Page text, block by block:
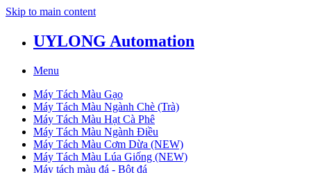
Skip to main content
UYLONG Automation
Menu
Máy Tách Màu Gạo
Máy Tách Màu Ngành Chè (Trà)
Máy Tách Màu Hạt Cà Phê
Máy Tách Màu Ngành Điều
Máy Tách Màu Cơm Dừa (NEW)
Máy Tách Màu Lúa Giống (NEW)
Máy tách màu đá - Bột đá